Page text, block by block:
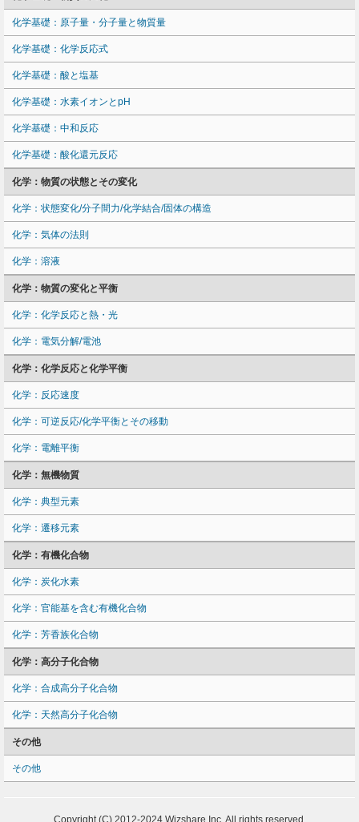
化学基礎：原子量・分子量と物質量
化学基礎：化学反応式
化学基礎：酸と塩基
化学基礎：水素イオンとpH
化学基礎：中和反応
化学基礎：酸化還元反応
化学：物質の状態とその変化
化学：状態変化/分子間力/化学結合/固体の構造
化学：気体の法則
化学：溶液
化学：物質の変化と平衡
化学：化学反応と熱・光
化学：電気分解/電池
化学：化学反応と化学平衡
化学：反応速度
化学：可逆反応/化学平衡とその移動
化学：電離平衡
化学：無機物質
化学：典型元素
化学：遷移元素
化学：有機化合物
化学：炭化水素
化学：官能基を含む有機化合物
化学：芳香族化合物
化学：高分子化合物
化学：合成高分子化合物
化学：天然高分子化合物
その他
その他
Copyright (C) 2012-2024 Wizshare Inc. All rights reserved.